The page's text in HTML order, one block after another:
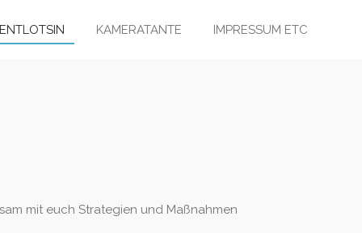
KAMERATANTE IMPRESSUM ETC
mit euch Strategien und Maßnahmen